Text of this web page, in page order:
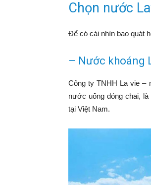
Chọn nước
Để có cái nhìn bao quát
– Nước khoáng
Công ty TNHH La vie –
nước uống đóng chai,
tại Việt Nam.